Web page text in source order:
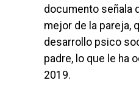
documento señala
mejor de la pareja,
desarrollo psico
padre, lo que le ha
2019.